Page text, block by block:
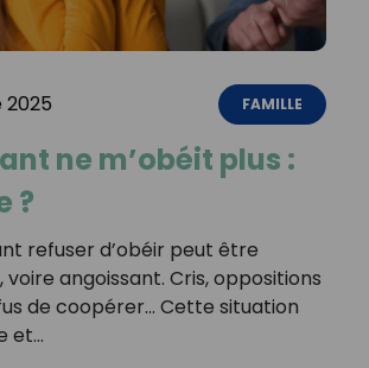
2025 FAMILLE
ne m’obéit plus :
?
refuser d’obéir peut être
angoissant. Cris, oppositions
de coopérer… Cette situation
et…